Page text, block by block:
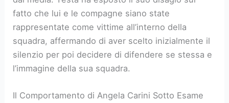
fatto che lui e le compagne siano state
rappresentate come vittime all’interno della
squadra, affermando di aver scelto inizialmente il
silenzio per poi decidere di difendere se stessa e
l’immagine della sua squadra.
Il Comportamento di Angela Carini Sotto Esame